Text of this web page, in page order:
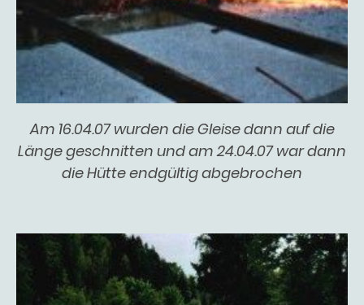
Am 16.04.07 wurden die Gleise dann auf die
Länge geschnitten und am 24.04.07 war dann
die Hütte endgültig abgebrochen